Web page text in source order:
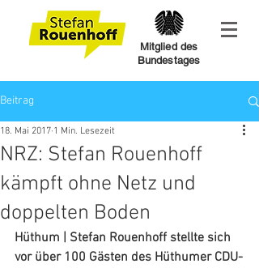
Mitglied des
Bundestages
Beitrag
NRZ: Stefan Rouenhoff
kämpft ohne Netz und
doppelten Boden
18. Mai 2017 1 Min. Lesezeit
Hüthum | Stefan Rouenhoff stellte sich
vor über 100 Gästen des Hüthumer CDU-